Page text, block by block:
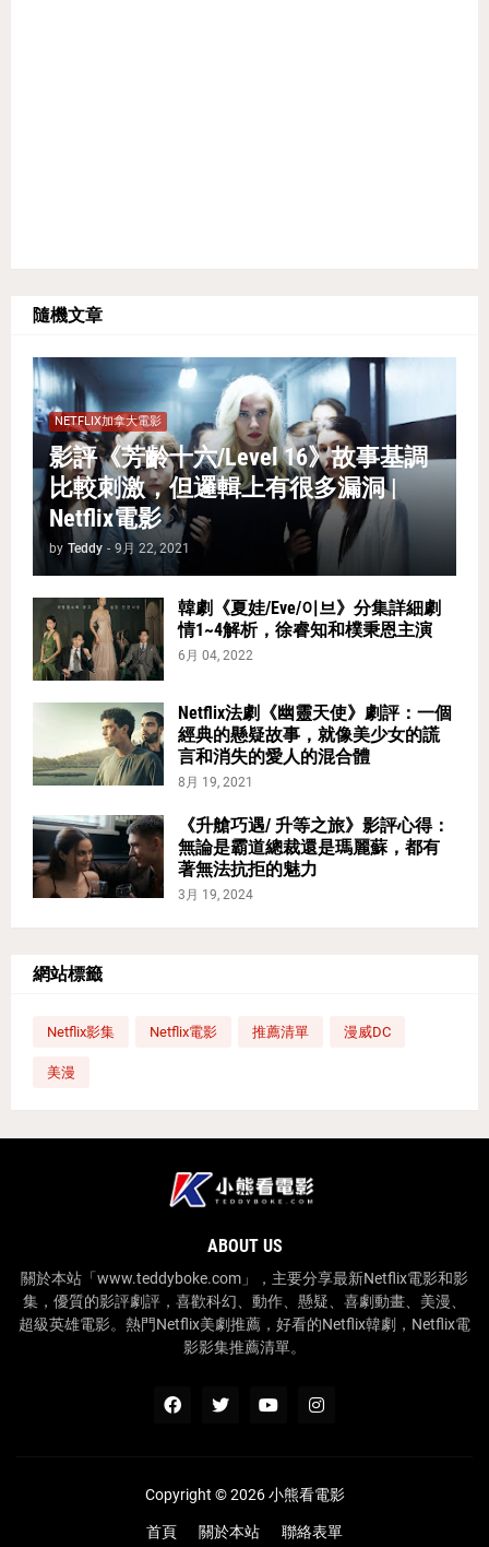
隨機文章
NETFLIX加拿大電影
影評《芳齡十六/Level 16》故事基調
比較刺激，但邏輯上有很多漏洞 |
Netflix電影
by Teddy - 9月 22, 2021
韓劇《夏娃/Eve/이브》分集詳細劇
情1~4解析，徐睿知和樸秉恩主演
6月 04, 2022
Netflix法劇《幽靈天使》劇評：一個
經典的懸疑故事，就像美少女的謊
言和消失的愛人的混合體
8月 19, 2021
《升艙巧遇/ 升等之旅》影評心得：
無論是霸道總裁還是瑪麗蘇，都有
著無法抗拒的魅力
3月 19, 2024
網站標籤
Netflix影集 Netflix電影 推薦清單 漫威DC
美漫
ABOUT US
關於本站「www.teddyboke.com」，主要分享最新Netflix電影和影
集，優質的影評劇評，喜歡科幻、動作、懸疑、喜劇動畫、美漫、
超級英雄電影。熱門Netflix美劇推薦，好看的Netflix韓劇，Netflix電
影影集推薦清單。
Copyright ©2026小熊看電影
首頁 關於本站 聯絡表單